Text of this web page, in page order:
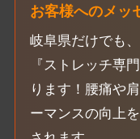
お客様へのメッ
岐阜県だけでも
『ストレッチ専
ります！腰痛や
ーマンスの向上